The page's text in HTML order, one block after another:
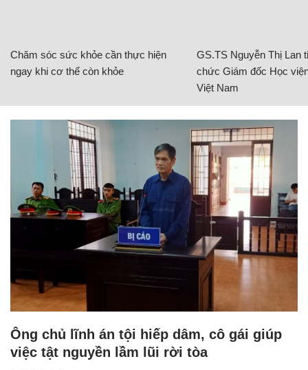
Chăm sóc sức khỏe cần thực hiện
ngay khi cơ thể còn khỏe
GS.TS Nguyễn Thị Lan
chức Giám đốc Học
Việt Nam
Ông chủ lĩnh án tội hiếp dâm, cô gái giúp
việc tật nguyền lầm lũi rời tòa